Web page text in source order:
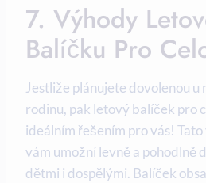
7.⁢ Výhody⁢
Balíčku Pro
Jestliže plánujete dovolenou u
rodinu, ⁤pak letový balíček pro
ideálním řešením pro vás!
vám umožní ⁣levně ‌a ‌pohodlně
dětmi i dospělými. Balíček